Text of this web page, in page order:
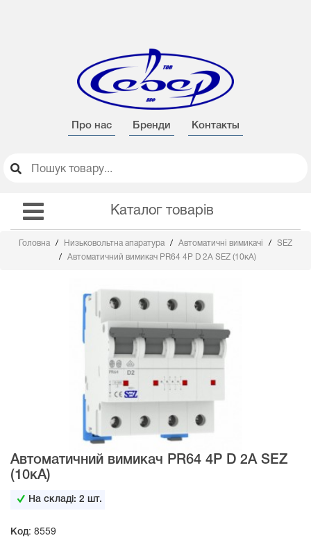
Про нас Бренди Контакты
Каталог товарів
Головна Низьковольтна апаратура Автоматичні вимикачі
SEZ
Автоматичний вимикач PR64 4Р D 2А SEZ (10кА)
Автоматичний вимикач PR64 4Р D 2А SEZ
(10кА)
На складі:2 шт.
Код: 8559